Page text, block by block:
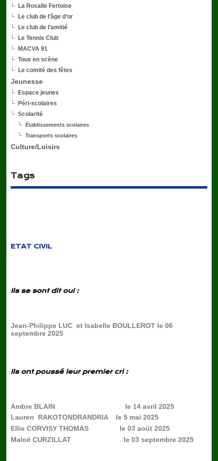
La Rosalie Fertoise
Le club de l’âge d’or
Le club de l’amitié
Le Tennis Club
MACVA 91
Tous en scène
Le comité des fêtes
Jeunesse
Espace jeunes
Péri-scolaires
Scolarité
Établissements scolaires
Transports scolaires
Culture/Loisirs
Tags
ETAT CIVIL
Ils se sont dit oui :
Jean-Philippe LUC et Isabelle BOULLEROT le 06
septembre 2025
Ils ont poussé leur premier cri :
Ambre BLAIN le 14 avril 2025
Lauren RAKOTONDRANDRIA le 5 mai 2025
Ellie CORVISY THOMAS le 03 aoüt 2025
Maloë CURZILLAT le 03 septembre 2025